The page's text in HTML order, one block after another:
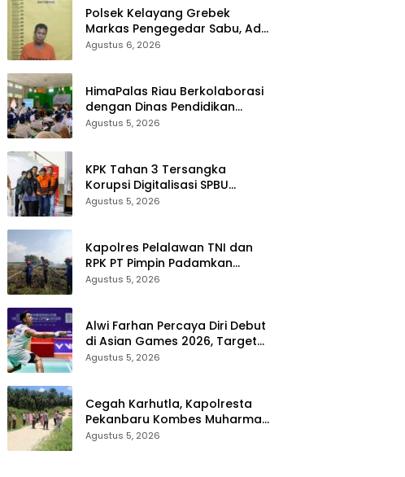
Polsek Kelayang Grebek
Markas Pengegedar Sabu, Ada
Lubang Tanah Untuk
Agustus 6, 2026
HimaPalas Riau Berkolaborasi
dengan Dinas Pendidikan
Padang Lawas Gelar Pelatihan
Agustus 5, 2026
KPK Tahan 3 Tersangka
Korupsi Digitalisasi SPBU
Pertamina, Rugikan Negara
Agustus 5, 2026
Kapolres Pelalawan TNI dan
RPK PT Pimpin Padamkan
Karhutla 10 Hektar di
Agustus 5, 2026
Alwi Farhan Percaya Diri Debut
di Asian Games 2026, Target
Ulangi Emas SEA Games
Agustus 5, 2026
Cegah Karhutla, Kapolresta
Pekanbaru Kombes Muharman
Arta Cek Embung di Payung
Agustus 5, 2026